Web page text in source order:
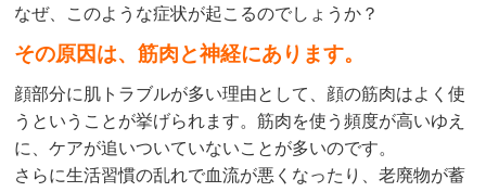
なぜ、このような症状が起こるのでしょうか？
その原因は、筋肉と神経にあります。
顔部分に肌トラブルが多い理由として、顔の筋肉はよく使
うということが挙げられます。筋肉を使う頻度が高いゆえ
に、ケアが追いついていないことが多いのです。
さらに生活習慣の乱れで血流が悪くなったり、老廃物が蓄